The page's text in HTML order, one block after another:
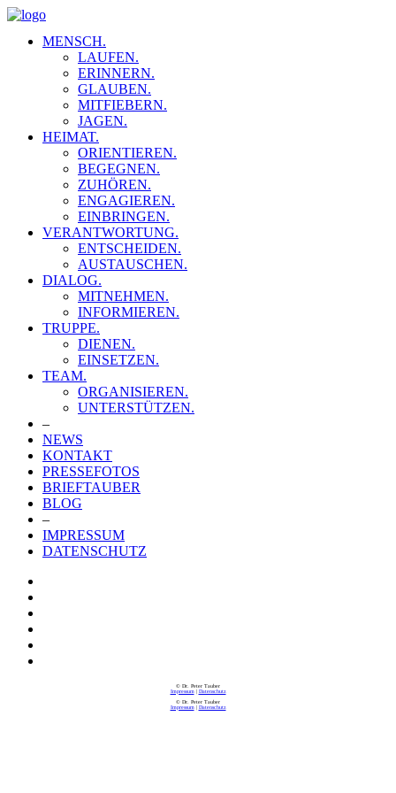
MENSCH.
LAUFEN.
ERINNERN.
GLAUBEN.
MITFIEBERN.
JAGEN.
HEIMAT.
ORIENTIEREN.
BEGEGNEN.
ZUHÖREN.
ENGAGIEREN.
EINBRINGEN.
VERANTWORTUNG.
ENTSCHEIDEN.
AUSTAUSCHEN.
DIALOG.
MITNEHMEN.
INFORMIEREN.
TRUPPE.
DIENEN.
EINSETZEN.
TEAM.
ORGANISIEREN.
UNTERSTÜTZEN.
–
NEWS
KONTAKT
PRESSEFOTOS
BRIEFTAUBER
BLOG
–
IMPRESSUM
DATENSCHUTZ
© Dr. Peter Tauber
Impressum| Datenschutz
© Dr. Peter Tauber
Impressum| Datenschutz